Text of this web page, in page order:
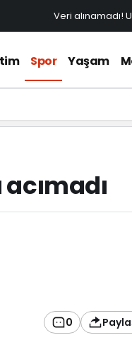
Veri alınamadı!
Spor Yaşam
0